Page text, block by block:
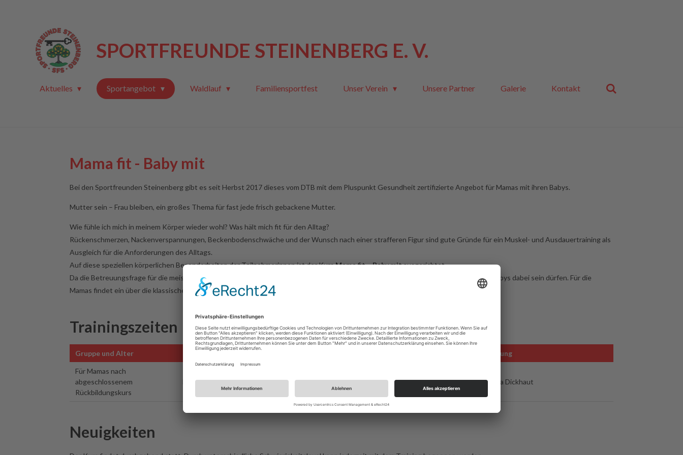
SPORTFREUNDE STEINENBERG E. V.
Aktuelles Sportangebot Waldlauf Familiensportfest Unser Verein Unsere Partner Galerie Kontakt
Mama fit - Baby mit
Bei den Sportfreunden Steinenberg gibt es seit Herbst 2017 dieses vom DTB mit dem Pluspunkt Gesundheit zertifizierte Angebot für Mamas mit ihren Babys.
Mutter sein – Frau bleiben, ein großes Thema für fast jede frisch gebackene Mutter.
Wie fühle ich mich in meinem Körper wieder wohl? Was hält mich fit für den Alltag?
Rückenschmerzen, Nackenverspannungen, Beckenbodenschwäche und der Wunsch nach einer strafferen Figur sind gute Gründe für ein Muskel- und Ausdauertraining als
Ausgleich für die Anforderungen des Alltags.
Auf diese speziellen körperlichen Besonderheiten der Teilnehmerinnen ist der KursMama fit – Baby mitausgerichtet.
Da die Betreuungsfrage für die meisten Mütter zusätzlich ein großes Problem darstellt, ist Mama fit – Baby mit so konzipiert, dass die Babys dabei sein dürfen. Für die
Mamas findet ein über die klassische Rückbildung hinausgehendes, zielgruppenorientiertes und vielseitiges Ganzkörpertraining statt!
Trainingszeiten
Gruppe und Alter Tag und Uhrzeit Leitung
Für Mamas nach
abgeschlossenem
Rückbildungskurs
Fr. 09:00-10:30Uhr
73635 Rudersberg
Katja Dickhaut
Neuigkeiten